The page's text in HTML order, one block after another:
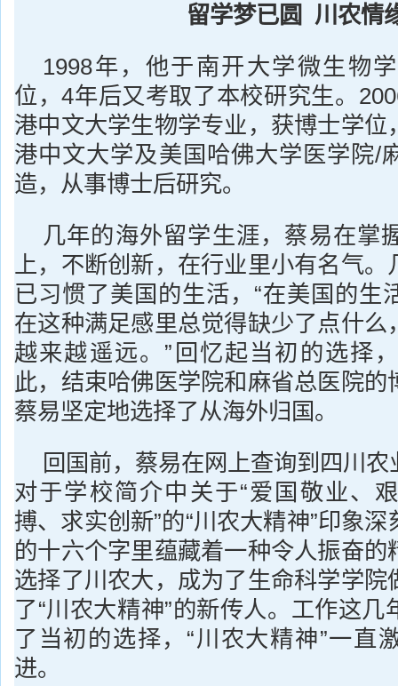
留学梦已圆 川农情
1998年，他于南开大学微生物
位，4年后又考取了本校研究生。
港中文大学生物学专业，获博士学位
港中文大学及美国哈佛大学医学院/
造，从事博士后研究。
几年的海外留学生涯，蔡易在掌
上，不断创新，在行业里小有名气
已习惯了美国的生活，“在美国的生
在这种满足感里总觉得缺少了点什么
越来越遥远。”回忆起当初的选择
此，结束哈佛医学院和麻省总医院的
蔡易坚定地选择了从海外归国。
回国前，蔡易在网上查询到四川
对于学校简介中关于“爱国敬业、
搏、求实创新”的“川农大精神”印象
的十六个字里蕴藏着一种令人振奋的
选择了川农大，成为了生命科学学院
了“川农大精神”的新传人。工作这几
了当初的选择，“川农大精神”一直
进。